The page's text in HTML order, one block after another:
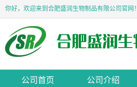
你好，欢迎来到合肥盛润生物制品有限公司官网！
公司首页 公司介绍